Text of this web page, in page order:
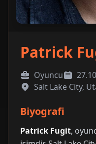
Patrick
Oyuncu
Salt Lake City,
Biyografi
Patrick Fugit,